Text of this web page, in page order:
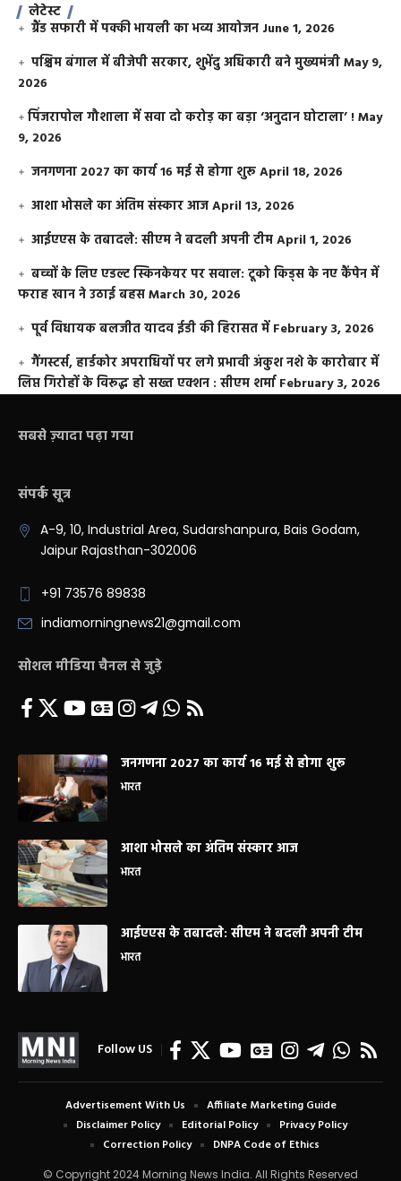
लेटेस्ट
ग्रैंड सफारी में पक्की भायली का भव्य आयोजन June 1, 2026
पश्चिम बंगाल में बीजेपी सरकार, शुभेंदु अधिकारी बने मुख्यमंत्रीMay 9,
2026
​पिंजरापोल गौशाला में सवा दो करोड़ का बड़ा ‘अनुदान घोटाला’ !May
9, 2026
जनगणना 2027 का कार्य 16 मई से होगा शुरूApril 18, 2026
आशा भोसले का अंतिम संस्कार आजApril 13, 2026
आईएएस के तबादले: सीएम ने बदली अपनी टीमApril 1, 2026
बच्चों के लिए एडल्ट स्किनकेयर पर सवाल: टूको किड्स के नए कैंपेन में
फराह खान ने उठाई बहसMarch 30, 2026
पूर्व विधायक बलजीत यादव ईडी की हिरासत में February 3, 2026
गैंगस्टर्स, हार्डकोर अपराधियों पर लगे प्रभावी अंकुश नशे के कारोबार में
लिप्त गिरोहों के विरूद्ध हो सख्त एक्शन : सीएम शर्मा February 3, 2026
सबसे ज़्यादा पढ़ा गया
संपर्क सूत्र
A-9, 10, Industrial Area, Sudarshanpura, Bais Godam,
Jaipur Rajasthan-302006
+91 73576 89838
indiamorningnews21@gmail.com
सोशल मीडिया चैनल से जुड़े
जनगणना 2027 का कार्य 16 मई से होगा शुरू
भारत
आशा भोसले का अंतिम संस्कार आज
भारत
आईएएस के तबादले: सीएम ने बदली अपनी टीम
भारत
Follow US
© Copyright 2024 Morning News India. All Rights Reserved
Advertisement With Us
Affiliate Marketing Guide
Disclaimer Policy
Editorial Policy
Privacy Policy
Correction Policy
DNPA Code of Ethics